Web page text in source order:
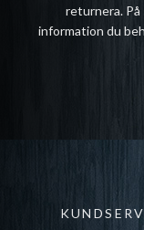
returnera. På
information du